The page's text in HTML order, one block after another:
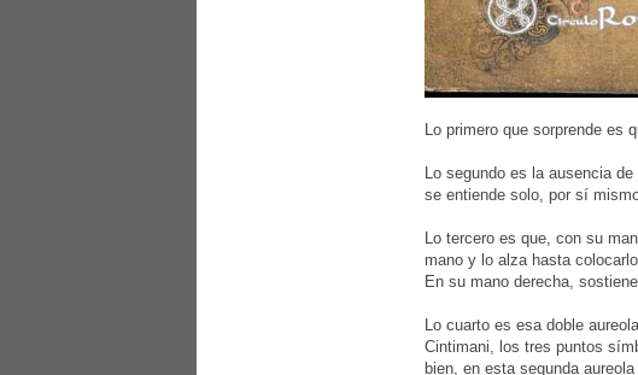
Lo primero que sorprende es
Lo segundo es la ausencia
se entiende solo, por sí
Lo tercero es que, con su
mano y lo alza hasta
En su mano derecha,
Lo cuarto es esa doble
Cintimani, los tres puntos
bien, en esta segunda